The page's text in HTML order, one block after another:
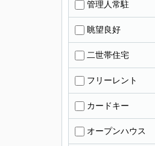
管理人常駐
眺望良好
二世帯住宅
フリーレント
カードキー
オープンハウス